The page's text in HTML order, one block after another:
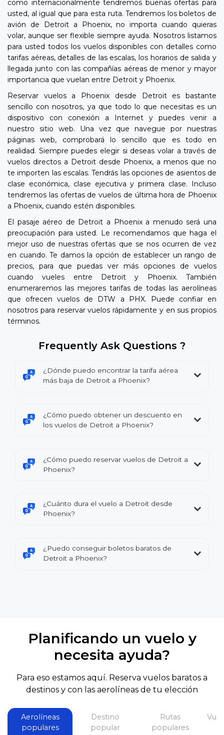
como internacionalmente tendremos buenas ofertas para
usted, al igual que para esta ruta. Tendremos los boletos de
avión de Detroit a Phoenix, no importa cuando quieras
volar, aunque ser flexible siempre ayuda. Nosotros listamos
para usted todos los vuelos disponibles con detalles como
tarifas aéreas, detalles de las escalas, los horarios de salida y
llegada junto con las compañías aéreas de menor y mayor
importancia que vuelan entre Detroit y Phoenix.
Reservar vuelos a Phoenix desde Detroit es bastante
sencillo con nosotros, ya que todo lo que necesitas es un
dispositivo con conexión a Internet y puedes venir a
nuestro sitio web. Una vez que navegue por nuestras
páginas web, comprobará lo sencillo que es todo en
realidad. Siempre puedes elegir si deseas volar a través de
vuelos directos a Detroit desde Phoenix, a menos que no
te importen las escalas. Tendrás las opciones de asientos de
clase económica, clase ejecutiva y primera clase. Incluso
tendremos las ofertas de vuelos de última hora de Phoenix
a Phoenix, cuando estén disponibles.
El pasaje aéreo de Detroit a Phoenix a menudo será una
preocupación para usted. Le recomendamos que haga el
mejor uso de nuestras ofertas que se nos ocurren de vez
en cuando. Te damos la opción de establecer un rango de
precios, para que puedas ver más opciones de vuelos
cuando vueles entre Detroit y Phoenix. También
enumeraremos las mejores tarifas de todas las aerolíneas
que ofrecen vuelos de DTW a PHX. Puede confiar en
nosotros para reservar vuelos rápidamente y en sus propios
términos.
Frequently Ask Questions ?
¿Dónde puedo encontrar la tarifa aérea
más baja de Detroit a Phoenix?
¿Cómo puedo obtener un descuento en
los vuelos de Detroit a Phoenix?
¿Cómo puedo reservar vuelos de Detroit a
Phoenix?
¿Cuánto dura el vuelo a Detroit desde
Phoenix?
¿Puedo conseguir boletos baratos de
Detroit a Phoenix?
Planificando un vuelo y
necesita ayuda?
Para eso estamos aquí. Reserva vuelos baratos a
destinos y con las aerolíneas de tu elección
Aerolíneas
populares
Destino
popular
Rutas
populares